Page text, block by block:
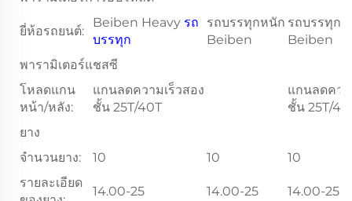
ยี่ห้อรถยนต์:
Beiben Heavy รถ
บรรทุก
รถบรรทุกหนัก
Beiben
รถบรรทุก
Beiben
พารามิเตอร์แชสซี
โหลดแกน
หน้า/หลัง:
แกนลดความเร็วสอง
ชั้น 25T/40T
แกนลดควา
ชั้น 25T/
ยาง
จํานวนยาง:
10 10
10
รายละเอียด
14.00-25 14.00-25 14.00-25